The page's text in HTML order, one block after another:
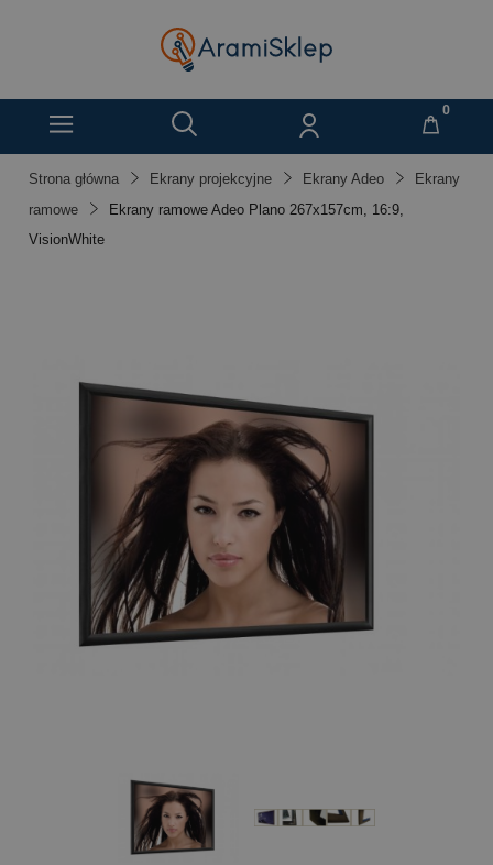
Strona główna Ekrany projekcyjne Ekrany Adeo
Ekrany
ramowe
Ekrany ramowe Adeo Plano 267x157cm, 16:9,
VisionWhite